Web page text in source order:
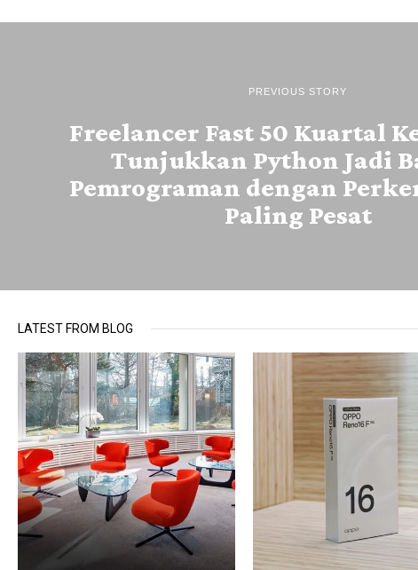
PREVIOUS STORY
Freelancer Fast 50 Kuartal
Tunjukkan Python Jadi
Pemrograman dengan
Paling Pesat
LATEST FROM BLOG